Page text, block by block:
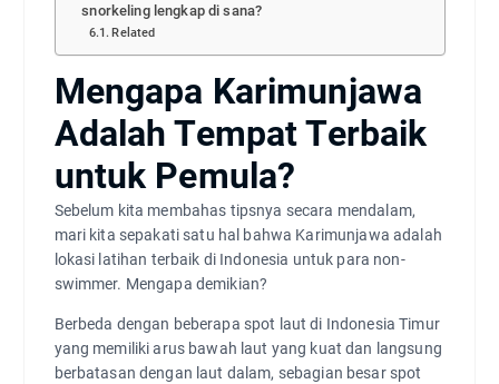
snorkeling lengkap di sana?
Related
Mengapa Karimunjawa
Adalah Tempat Terbaik
untuk Pemula?
Sebelum kita membahas tipsnya secara mendalam,
mari kita sepakati satu hal bahwa Karimunjawa adalah
lokasi latihan terbaik di Indonesia untuk para non-
swimmer. Mengapa demikian?
Berbeda dengan beberapa spot laut di Indonesia Timur
yang memiliki arus bawah laut yang kuat dan langsung
berbatasan dengan laut dalam, sebagian besar spot